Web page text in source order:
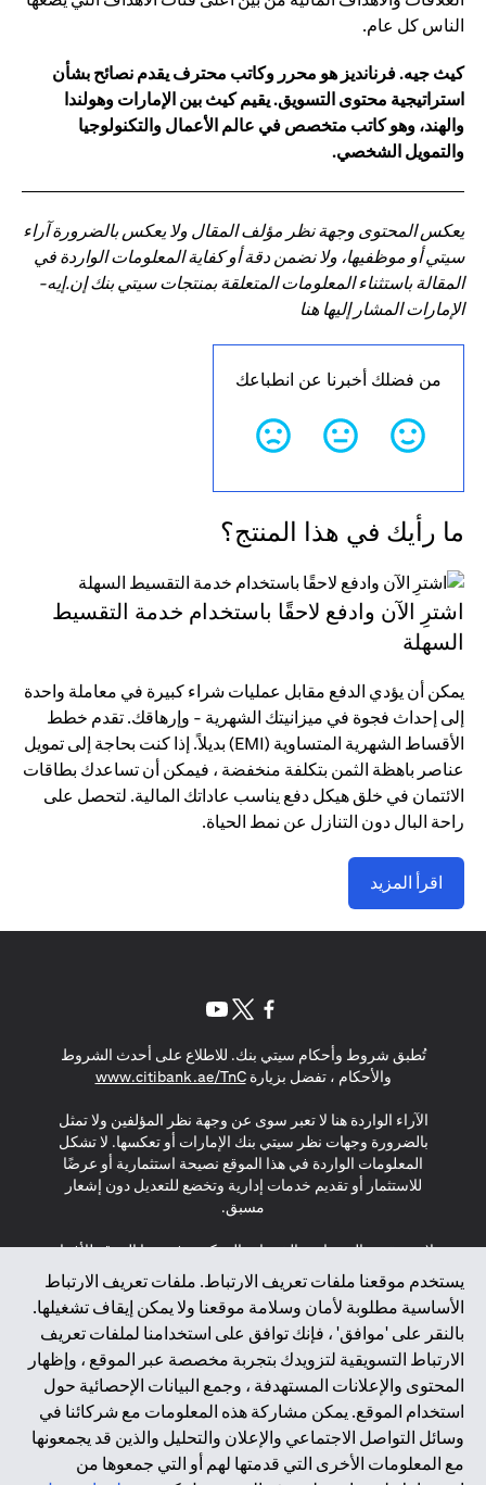
الناس كل عام.
كيث جيه. فرنانديز هو محرر وكاتب محترف يقدم نصائح بشأن
استراتيجية محتوى التسويق. يقيم كيث بين الإمارات وهولندا
والهند، وهو كاتب متخصص في عالم الأعمال والتكنولوجيا
والتمويل الشخصي.
يعكس المحتوى وجهة نظر مؤلف المقال ولا يعكس بالضرورة آراء
سيتي أو موظفيها، ولا نضمن دقة أو كفاية المعلومات الواردة في
المقالة باستثناء المعلومات المتعلقة بمنتجات سيتي بنك إن.إيه-
الإمارات المشار إليها هنا
من فضلك أخبرنا عن انطباعك
ما رأيك في هذا المنتج؟
اشترِ الآن وادفع لاحقًا باستخدام خدمة التقسيط
السهلة
يمكن أن يؤدي الدفع مقابل عمليات شراء كبيرة في معاملة واحدة
إلى إحداث فجوة في ميزانيتك الشهرية - وإرهاقك. تقدم خطط
الأقساط الشهرية المتساوية (EMI) بديلاً. إذا كنت بحاجة إلى تمويل
عناصر باهظة الثمن بتكلفة منخفضة ، فيمكن أن تساعدك بطاقات
الائتمان في خلق هيكل دفع يناسب عاداتك المالية. لتحصل على
راحة البال دون التنازل عن نمط الحياة.
اقرأ المزيد
يستخدم موقعنا ملفات تعريف الارتباط. ملفات تعريف الارتباط
الأساسية مطلوبة لأمان وسلامة موقعنا ولا يمكن إيقاف تشغيلها.
بالنقر على 'موافق' ، فإنك توافق على استخدامنا لملفات تعريف
الارتباط التسويقية لتزويدك بتجربة مخصصة عبر الموقع ، وإظهار
المحتوى والإعلانات المستهدفة ، وجمع البيانات الإحصائية حول
استخدام الموقع. يمكن مشاركة هذه المعلومات مع شركائنا في
وسائل التواصل الاجتماعي والإعلان والتحليل والذين قد يجمعونها
مع المعلومات الأخرى التي قدمتها لهم أو التي جمعوها من
تُطبق شروط وأحكام سيتي بنك. للاطلاع على أحدث الشروط
والأحكام ، تفضل بزيارةwww.citibank.ae/TnC
in a new tab
الآراء الواردة هنا لا تعبر سوى عن وجهة نظر المؤلفين ولا تمثل
بالضرورة وجهات نظر سيتي بنك الإمارات أو تعكسها. لا تشكل
المعلومات الواردة في هذا الموقع نصيحة استثمارية أو عرضًا
للاستثمار أو تقديم خدمات إدارية وتخضع للتعديل دون إشعار
مسبق.
لا يتم تقديم المنتجات والخدمات المذكورة في هذا الموقع للأفراد
المقيمين في الاتحاد الأوروبي أو المنطقة الاقتصادية الأوروبية أو
سويسرا أو غيرنسي أو جيرسي أو موناكو أو سان مارينو أو
الفاتيكان أو جزيرة مان أو المملكة المتحدة أو خصوصية البيانات
(لائحة حماية البيانات العامة \ قانون حماية البيانات الشخصية
العامة \ قانون خصوصية نيوزيلندا). المحتوى الموجود في هذه
الصفحة ليس ولا ينبغي تفسيره على أنه عرض أو دعوة أو دعوة
لشراء أو بيع أي من المنتجات والخدمات المذكورة هنا لمثل هؤلاء
الأفراد.
*GDPR – اللائحة العامة لحماية البيانات؛ * LGPD – Lei Geral de